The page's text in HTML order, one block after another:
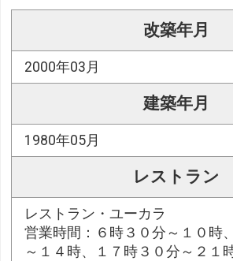
改築年月
2000年03月
建築年月
1980年05月
レストラン
レストラン・ユーカラ
営業時間：６時３０分～１０時
～１４時、１７時３０分～２１